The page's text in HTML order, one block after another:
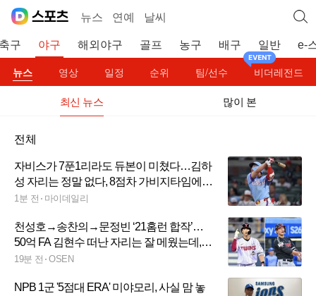
뉴스 연예 날씨
구 야구 해외야구 골프 농구 배구 일반 e-
뉴스 영상 일정 순위 팀/선수 비더레전드
최신 뉴스 많이 본
전체
자비스가 7푼1리라도 듀본이 미쳤다…김하
성 자리는 정말 없다, 8점차 가비지타임에도
벤치를 못 벗어나네
1분 전 마이데일리
천성호→송찬의→문정빈 ‘21홈런 합작’…
50억 FA 김현수 떠난 자리는 잘 메웠는데,
'홍신문문오박' 언제 살아날까
19분 전 OSEN
NPB 1군 '5점대 ERA' 미야모리, 사실 맘 놓